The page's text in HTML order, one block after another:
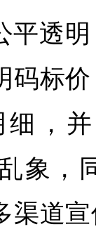
平透
码标
，
象，
渠道